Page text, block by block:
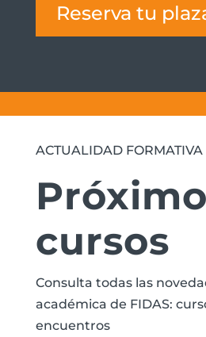
Reserva tu
ACTUALIDAD FORMATIVA
cursos
Consulta todas las
académica de FIDAS:
encuentros